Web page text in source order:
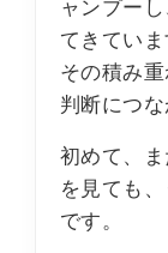
ャンプー
てきていま
その積み
判断につな
初めて、
を見ても
です。